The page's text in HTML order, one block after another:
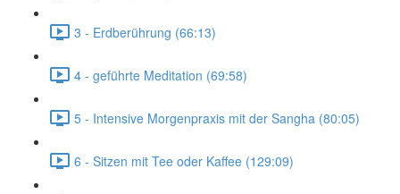
3 - Erdberührung (66:13)
4 - geführte Meditation (69:58)
5 - Intensive Morgenpraxis mit der Sangha (80:05)
6 - Sitzen mit Tee oder Kaffee (129:09)